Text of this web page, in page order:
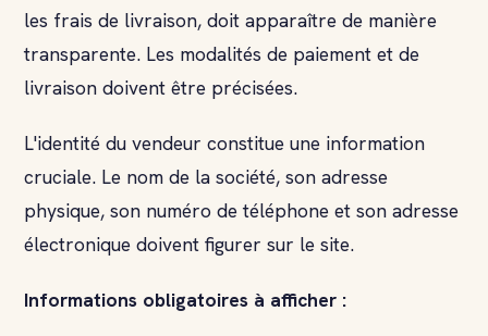
les frais de livraison, doit apparaître de manière
transparente. Les modalités de paiement et de
livraison doivent être précisées.
L'identité du vendeur constitue une information
cruciale. Le nom de la société, son adresse
physique, son numéro de téléphone et son adresse
électronique doivent figurer sur le site.
Informations obligatoires à afficher :